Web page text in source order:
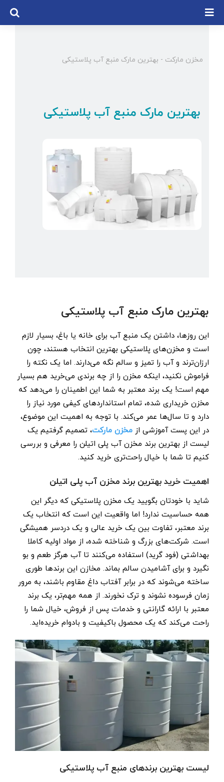
Skip
مخزن مارکت - بهترین مارک منبع آب پلاستیکی
بهترین مارک منبع آب پلاستیکی
بهترین مارک منبع آب پلاستیکی
این روزها، داشتن یک منبع آب برای خانه یا باغ، بسیار لازم
است و مخزن‌های پلاستیکی بهترین انتخاب هستند، چون
ارزان‌ترند و آب را تمیز و سالم نگه می‌دارند. اما یک نکته را
فراموش نکنید، اینکه مخزن را از چه برندی می‌خرید هم بسیار
مهم است! یک برند معتبر به شما این اطمینان را می‌دهد که
مخزن خریداری شده، تمام استانداردهای کیفی مورد نیاز را
دارد و تا سال‌ها عمر می‌کند. با توجه به اهمیت این موضوع،
در این پست آموزشی از مخزن مارکت، تصمیم گرفتیم یک
لیست از بهترین برند مخزن آب پلی اتیلن را معرفی و بررسی
کنیم تا شما با خیال راحت‌تری خرید کنید.
اهمیت خرید بهترین برند مخزن آب پلی اتیلن
شاید با خودتان بگویید یک مخزن پلاستیکی که دیگر این
همه حساسیت ندارد! اما واقعیت این است که انتخاب یک
برند معتبر، تفاوت بین یک خرید عالی و یک دردسر همیشگی
است. شرکت‌های بزرگ و شناخته ‌شده، از مواد اولیه کاملا
بهداشتی (فود گرید) استفاده می‌کنند تا آب هرگز طعم و بو
نگیرد و برای آشامیدن سالم بماند. مخازن این برندها طوری
ساخته می‌شوند که در برابر آفتاب داغ مقاوم باشند، به مرور
زمان فرسوده نشوند و ترک نخورند. از همه مهم‌تر، یک برند
معتبر با ارائه گارانتی و خدمات پس از فروش، خیال شما را
راحت می‌کند که یک محصول باکیفیت و بادوام خریده‌اید.
لیست بهترین برندهای منبع آب پلاستیکی